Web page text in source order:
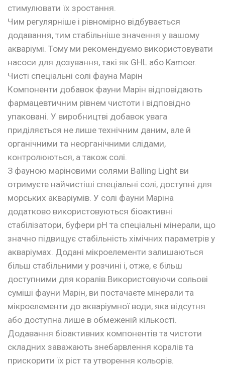
стимулювати їх зростання.
Чим регулярніше і рівномірно відбувається
додавання, тим стабільніше значення у вашому
акваріумі. Тому ми рекомендуємо використовувати
насоси для дозування, такі як GHL або Kamoer.
Чисті спеціальні солі фауна Марін
Компоненти добавок фауни Марін відповідають
фармацевтичним рівнем чистоти і відповідно
упаковані. У виробництві добавок увага
приділяється не лише технічним даним, але й
органічними та неорганічними слідами,
контролюються, а також солі.
З фауною маріновими солями Balling Light ви
отримуєте найчистіші спеціальні солі, доступні для
морських акваріумів. У солі фауни Маріна
додатково використовуються біоактивні
стабілізатори, буфери рН та спеціальні мінерали, що
значно підвищує стабільність хімічних параметрів у
акваріумах. Додані мікроелементи залишаються
більш стабільними у розчині і, отже, є більш
доступними для коралів.Використовуючи сольові
суміші фауни Марін, ви постачаєте мінерали та
мікроелементи до акваріумної води, яка відсутня
або доступна лише в обмеженій кількості.
Додавання біоактивних компонентів та чистоти
складних заважають знебарвлення коралів та
прискорити їх ріст та утворення кольорів.